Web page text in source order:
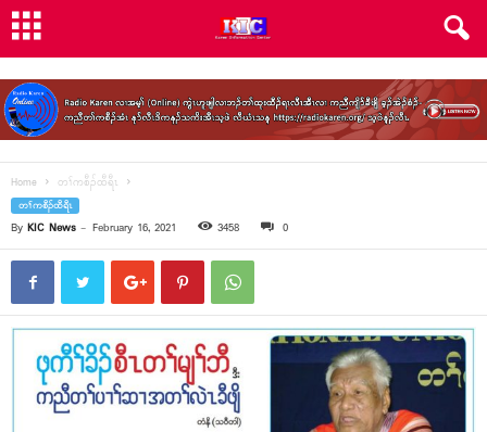
Home တၢ်ကစီၣ်ထီရီၤ
တၢ်ကစီၣ်ထီရီၤ
By KIC News - February 16, 2021 3458 0